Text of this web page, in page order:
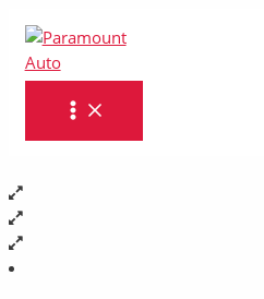
content
Sill
Plate
LED
Fortuner
2024
Injakan